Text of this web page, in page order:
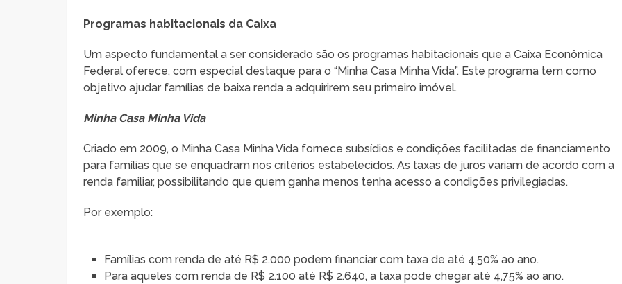
Programas habitacionais da Caixa
Um aspecto fundamental a ser considerado são os programas habitacionais que a Caixa Econômica
Federal oferece, com especial destaque para o “Minha Casa Minha Vida”. Este programa tem como
objetivo ajudar famílias de baixa renda a adquirirem seu primeiro imóvel.
Minha Casa Minha Vida
Criado em 2009, o Minha Casa Minha Vida fornece subsídios e condições facilitadas de financiamento
para famílias que se enquadram nos critérios estabelecidos. As taxas de juros variam de acordo com a
renda familiar, possibilitando que quem ganha menos tenha acesso a condições privilegiadas.
Por exemplo:
Famílias com renda de até R$ 2.000 podem financiar com taxa de até 4,50% ao ano.
Para aqueles com renda de R$ 2.100 até R$ 2.640, a taxa pode chegar até 4,75% ao ano.